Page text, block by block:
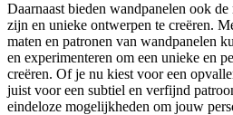
Daarnaast bieden wandpanelen ook
zijn en unieke ontwerpen te creëren.
maten en patronen van wandpanelen
en experimenteren om een unieke en
creëren. Of je nu kiest voor een
juist voor een subtiel en verfijnd
eindeloze mogelijkheden om jouw